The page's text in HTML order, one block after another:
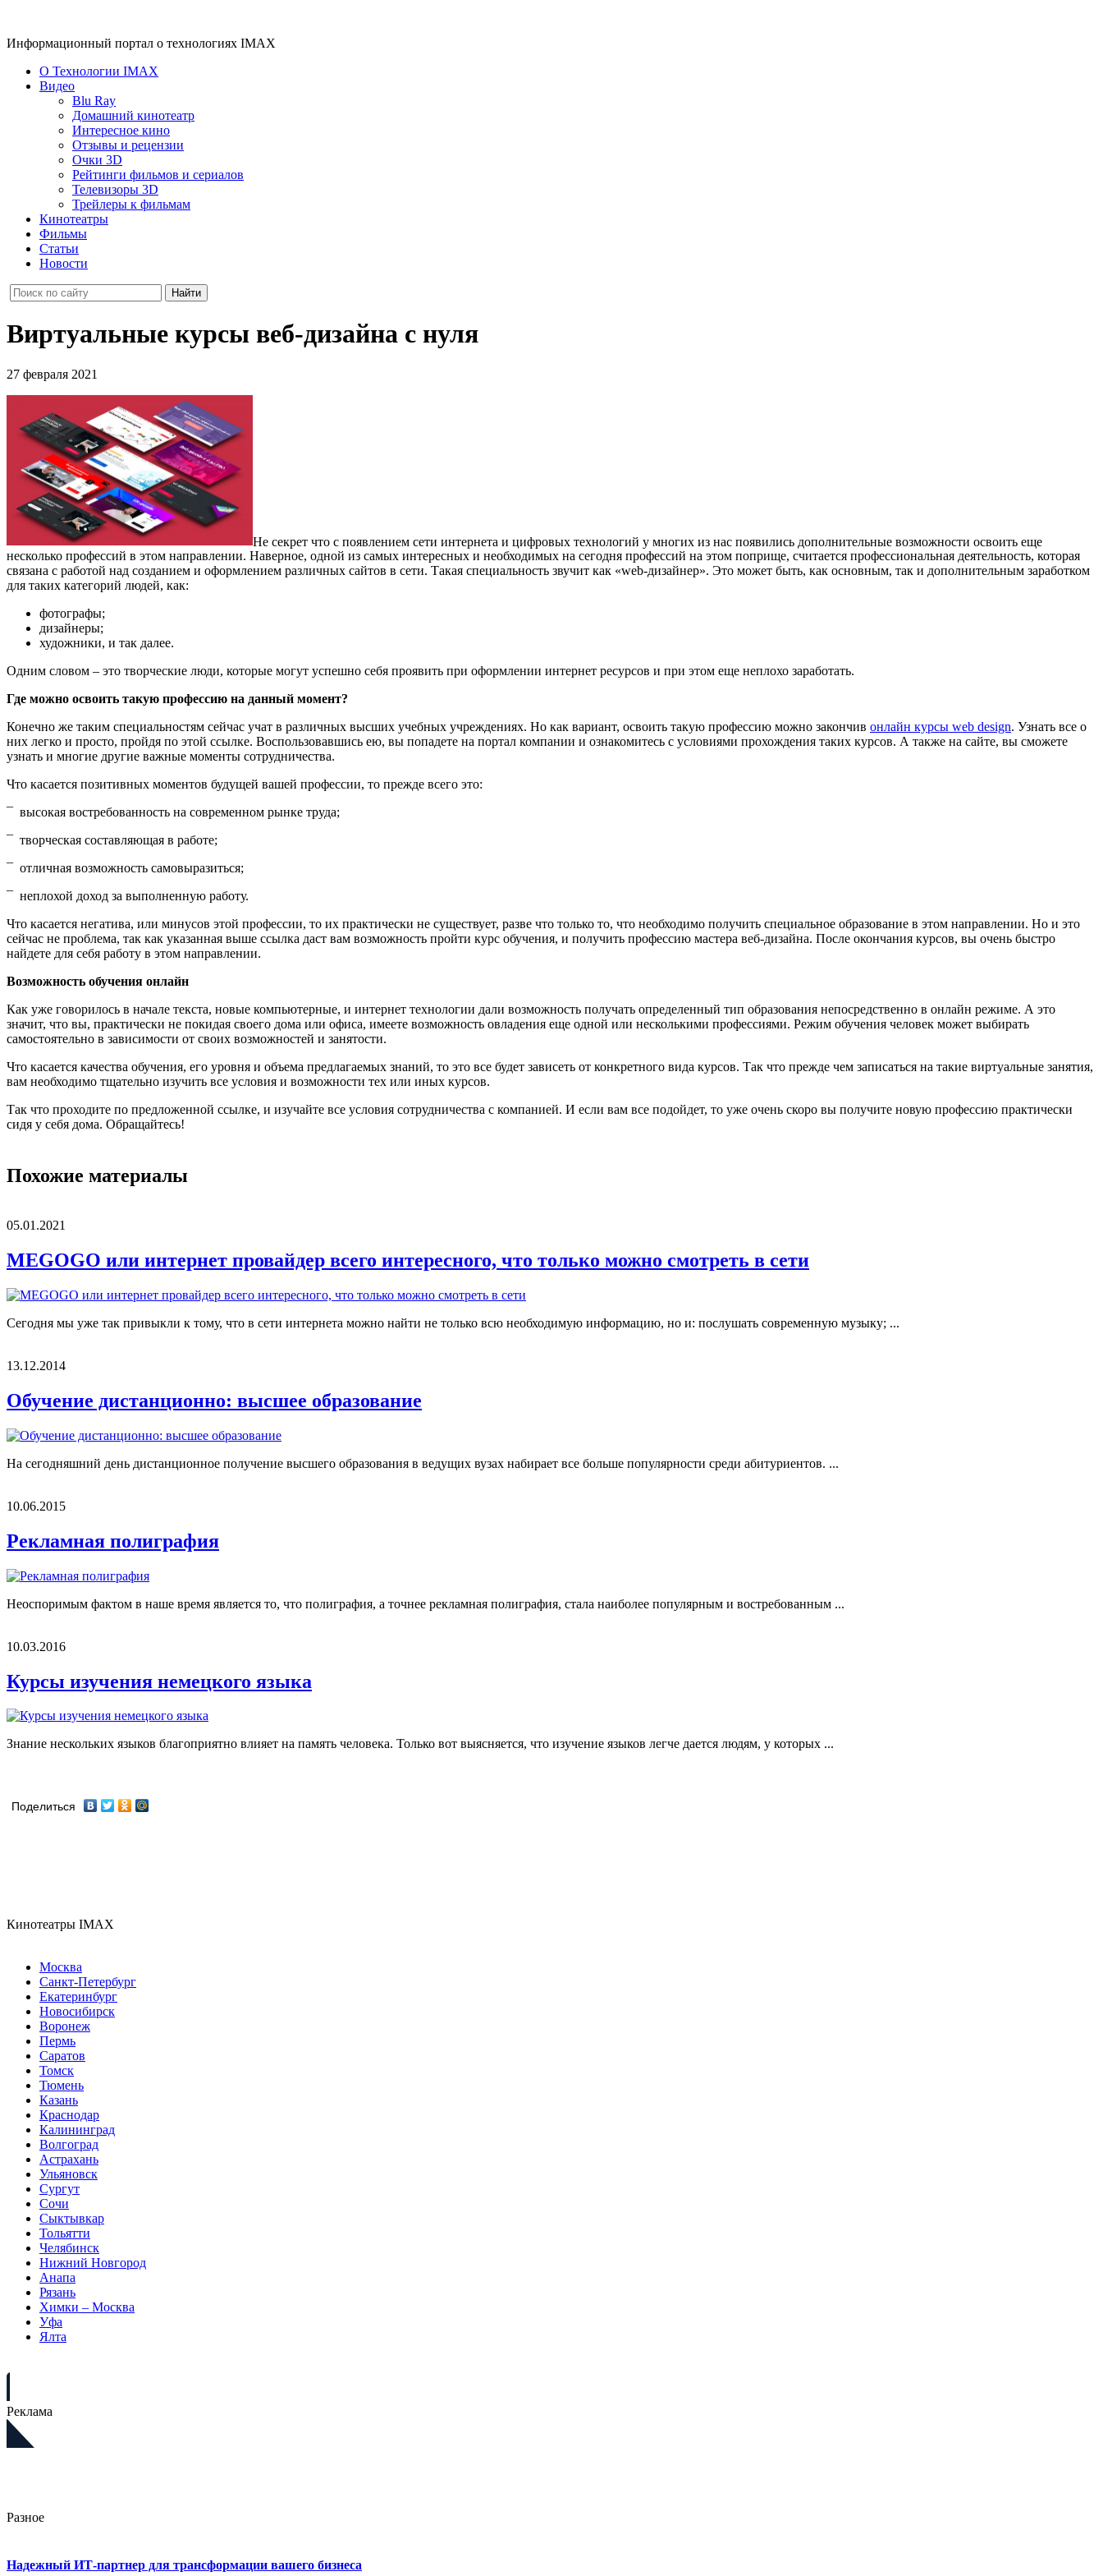
Информационный портал о технологиях IMAX
О Технологии IMAX
Видео
Blu Ray
Домашний кинотеатр
Интересное кино
Отзывы и рецензии
Очки 3D
Рейтинги фильмов и сериалов
Телевизоры 3D
Трейлеры к фильмам
Кинотеатры
Фильмы
Статьи
Новости
Виртуальные курсы веб-дизайна с нуля
27 февраля 2021
Не секрет что с появлением сети интернета и цифровых технологий у многих из нас появились дополнительные возможности освоить еще
несколько профессий в этом направлении. Наверное, одной из самых интересных и необходимых на сегодня профессий на этом поприще, считается профессиональная деятельность, которая
связана с работой над созданием и оформлением различных сайтов в сети. Такая специальность звучит как «web-дизайнер». Это может быть, как основным, так и дополнительным заработком
для таких категорий людей, как:
фотографы;
дизайнеры;
художники, и так далее.
Одним словом – это творческие люди, которые могут успешно себя проявить при оформлении интернет ресурсов и при этом еще неплохо заработать.
Где можно освоить такую профессию на данный момент?
Конечно же таким специальностям сейчас учат в различных высших учебных учреждениях. Но как вариант, освоить такую профессию можно закончив онлайн курсы web design. Узнать все о
них легко и просто, пройдя по этой ссылке. Воспользовавшись ею, вы попадете на портал компании и ознакомитесь с условиями прохождения таких курсов. А также на сайте, вы сможете
узнать и многие другие важные моменты сотрудничества.
Что касается позитивных моментов будущей вашей профессии, то прежде всего это:
¯ высокая востребованность на современном рынке труда;
¯ творческая составляющая в работе;
¯ отличная возможность самовыразиться;
¯ неплохой доход за выполненную работу.
Что касается негатива, или минусов этой профессии, то их практически не существует, разве что только то, что необходимо получить специальное образование в этом направлении. Но и это
сейчас не проблема, так как указанная выше ссылка даст вам возможность пройти курс обучения, и получить профессию мастера веб-дизайна. После окончания курсов, вы очень быстро
найдете для себя работу в этом направлении.
Возможность обучения онлайн
Как уже говорилось в начале текста, новые компьютерные, и интернет технологии дали возможность получать определенный тип образования непосредственно в онлайн режиме. А это
значит, что вы, практически не покидая своего дома или офиса, имеете возможность овладения еще одной или несколькими профессиями. Режим обучения человек может выбирать
самостоятельно в зависимости от своих возможностей и занятости.
Что касается качества обучения, его уровня и объема предлагаемых знаний, то это все будет зависеть от конкретного вида курсов. Так что прежде чем записаться на такие виртуальные занятия,
вам необходимо тщательно изучить все условия и возможности тех или иных курсов.
Так что проходите по предложенной ссылке, и изучайте все условия сотрудничества с компанией. И если вам все подойдет, то уже очень скоро вы получите новую профессию практически
сидя у себя дома. Обращайтесь!
Похожие материалы
05.01.2021
MEGOGO или интернет провайдер всего интересного, что только можно смотреть в сети
Сегодня мы уже так привыкли к тому, что в сети интернета можно найти не только всю необходимую информацию, но и: послушать современную музыку; ...
13.12.2014
Обучение дистанционно: высшее образование
На сегодняшний день дистанционное получение высшего образования в ведущих вузах набирает все больше популярности среди абитуриентов. ...
10.06.2015
Рекламная полиграфия
Неоспоримым фактом в наше время является то, что полиграфия, а точнее рекламная полиграфия, стала наиболее популярным и востребованным ...
10.03.2016
Курсы изучения немецкого языка
Знание нескольких языков благоприятно влияет на память человека. Только вот выясняется, что изучение языков легче дается людям, у которых ...
Поделиться
Кинотеатры IMAX
Москва
Санкт-Петербург
Екатеринбург
Новосибирск
Воронеж
Пермь
Саратов
Томск
Тюмень
Казань
Краснодар
Калининград
Волгоград
Астрахань
Ульяновск
Сургут
Сочи
Сыктывкар
Тольятти
Челябинск
Нижний Новгород
Анапа
Рязань
Химки – Москва
Уфа
Ялта
Реклама
Разное
Надежный ИТ-партнер для трансформации вашего бизнеса